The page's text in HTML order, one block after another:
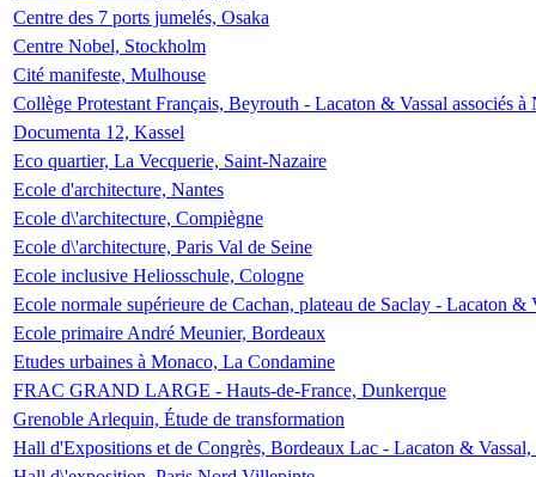
Centre des 7 ports jumelés, Osaka
Centre Nobel, Stockholm
Cité manifeste, Mulhouse
Collège Protestant Français, Beyrouth - Lacaton & Vassal associés
Documenta 12, Kassel
Eco quartier, La Vecquerie, Saint-Nazaire
Ecole d'architecture, Nantes
Ecole d\'architecture, Compiègne
Ecole d\'architecture, Paris Val de Seine
Ecole inclusive Heliosschule, Cologne
Ecole normale supérieure de Cachan, plateau de Saclay - Lacaton &
Ecole primaire André Meunier, Bordeaux
Etudes urbaines à Monaco, La Condamine
FRAC GRAND LARGE - Hauts-de-France, Dunkerque
Grenoble Arlequin, Étude de transformation
Hall d'Expositions et de Congrès, Bordeaux Lac - Lacaton &